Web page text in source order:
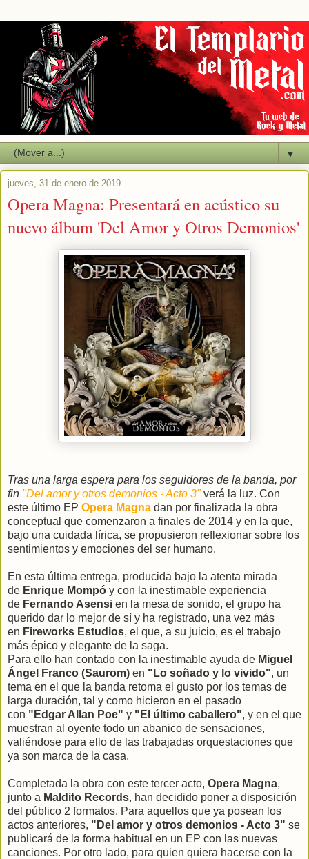
▼
jueves, 31 de enero de 2019
Opera Magna: Presentará en acústico su
nuevo álbum 'Del Amor y Otros Demonios'
Tras una larga espera para los seguidores de la banda, por
fin "Del amor y otros demonios - Acto 3" verá la luz. Con
este último EP Opera Magna dan por finalizada la obra
conceptual que comenzaron a finales de 2014 y en la que,
bajo una cuidada lírica, se propusieron reflexionar sobre los
sentimientos y emociones del ser humano.
En esta última entrega, producida bajo la atenta mirada
de Enrique Mompó y con la inestimable experiencia
de Fernando Asensi en la mesa de sonido, el grupo ha
querido dar lo mejor de sí y ha registrado, una vez más
en Fireworks Estudios, el que, a su juicio, es el trabajo
más épico y elegante de la saga.
Para ello han contado con la inestimable ayuda de Miguel
Ángel Franco (Saurom) en "Lo soñado y lo vivido", un
tema en el que la banda retoma el gusto por los temas de
larga duración, tal y como hicieron en el pasado
con "Edgar Allan Poe" y "El último caballero", y en el que
muestran al oyente todo un abanico de sensaciones,
valiéndose para ello de las trabajadas orquestaciones que
ya son marca de la casa.
Completada la obra con este tercer acto, Opera Magna,
junto a Maldito Records, han decidido poner a disposición
del público 2 formatos. Para aquellos que ya posean los
actos anteriores, "Del amor y otros demonios - Acto 3" se
publicará de la forma habitual en un EP con las nuevas
canciones. Por otro lado, para quien quiera hacerse con la